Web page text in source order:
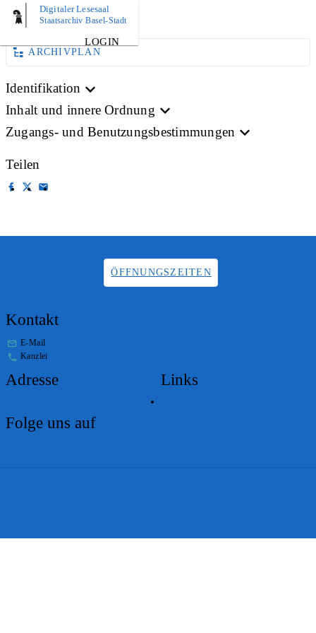
Digitaler Lesesaal
Staatsarchiv Basel-Stadt
LOGIN
BILD
ARCHIVPLAN
Identifikation
Inhalt und innere Ordnung
Zugangs- und Benutzungsbestimmungen
Teilen
ÖFFNUNGSZEITEN
Kontakt
E-Mail
Kanzlei
Adresse Links
Folge uns auf